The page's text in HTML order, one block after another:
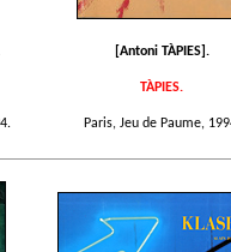
[Antoni TÀPIES].
TÀPIES.
Paris, Jeu de Paume,